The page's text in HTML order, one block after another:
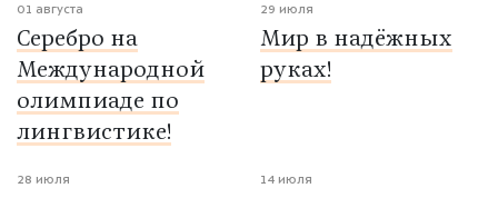
01 августа
Серебро на
Международной
олимпиаде по
лингвистике!
29 июля
Мир в надёжных
руках!
28 июля 14 июля